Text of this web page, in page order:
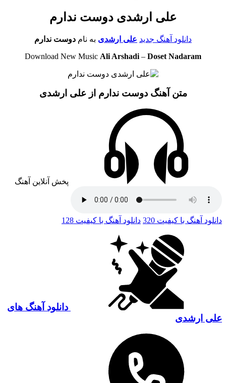
علی ارشدی دوست ندارم
دانلود آهنگ جدید علی ارشدی به نام دوست ندارم
Download New Music Ali Arshadi – Doset Nadaram
متن آهنگ دوست ندارم از علی ارشدی
پخش آنلاین آهنگ
دانلود آهنگ با کیفیت 320 دانلود آهنگ با کیفیت 128
دانلود آهنگ های
علی ارشدی